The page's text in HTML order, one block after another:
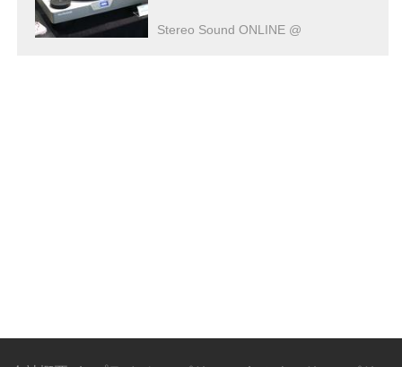
Stereo Sound ONLINE @